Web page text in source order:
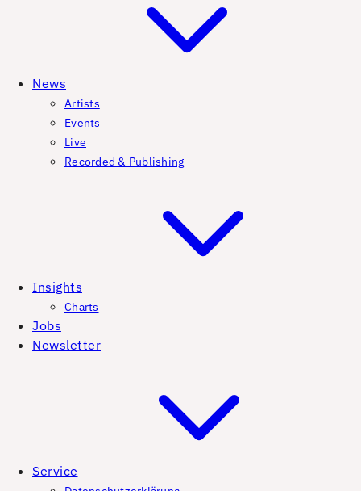
News
Artists
Events
Live
Recorded & Publishing
Insights
Charts
Jobs
Newsletter
Service